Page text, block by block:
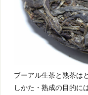
プーアル生茶と熟茶は
しかた・熟成の目的に